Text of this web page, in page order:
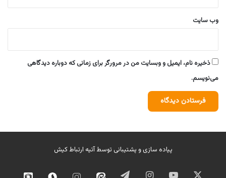
وب‌ سایت
ذخیره نام، ایمیل و وبسایت من در مرورگر برای زمانی که دوباره دیدگاهی
می‌نویسم.
پیاده سازی و پشتیبانی توسطآتیه ارتباط کیش
ایکس یوتیوب اینستاگرامتلگرام